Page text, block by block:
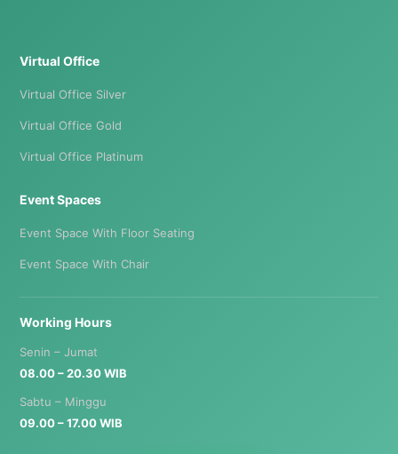
Virtual Office
Virtual Office Silver
Virtual Office Gold
Virtual Office Platinum
Event Spaces
Event Space With Floor Seating
Event Space With Chair
Working Hours
Senin – Jumat
08.00 – 20.30 WIB
Sabtu – Minggu
09.00 – 17.00 WIB